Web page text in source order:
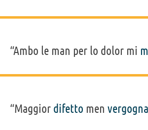
“Ambo le man per lo dolor mi
“Maggior difetto men vergogna